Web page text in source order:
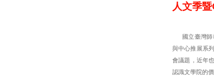
人文季
國立臺灣
與中心推展系
會議題，近年
認識文學院的